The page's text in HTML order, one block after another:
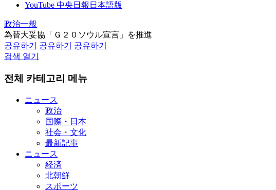
YouTube 中央日報日本語版
政治一般
為替大妥協「Ｇ２０ソウル宣言」を推進
공유하기
공유하기
공유하기
검색 열기
전체 카테고리 메뉴
ニュース
政治
国際・日本
社会・文化
最新記事
ニュース
経済
北朝鮮
スポーツ